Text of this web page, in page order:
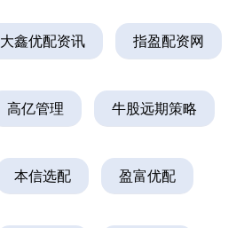
大鑫优配资讯 指盈配资网
高亿管理 牛股远期策略
本信选配 盈富优配